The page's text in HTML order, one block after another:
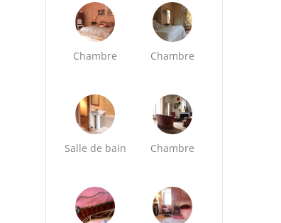
Chambre Chambre
Salle de bain Chambre